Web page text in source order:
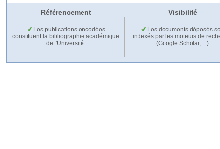
Référencement Visibilité
Les publications encodées
constituent la bibliographie académique
de l'Université.
Les documents déposés
indexés par les moteurs de
(Google Scholar,…).